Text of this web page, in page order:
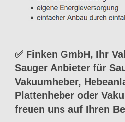
✅ Finken GmbH, Ihr
Sauger Anbieter für
Vakuumheber,
Plattenheber oder
freuen uns auf Ihren